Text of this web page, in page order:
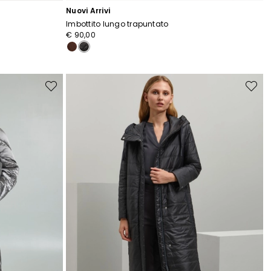
Nuovi Arrivi
Imbottito lungo trapuntato
€ 90,00
Sposta
Sposta